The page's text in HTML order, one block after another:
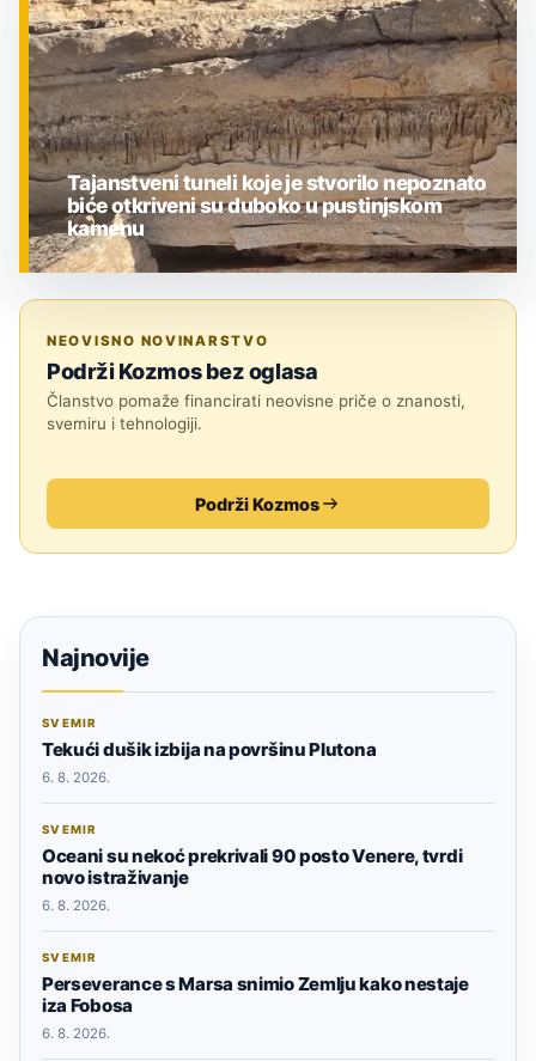
Tajanstveni tuneli koje je stvorilo nepoznato
biće otkriveni su duboko u pustinjskom
kamenu
NEOVISNO NOVINARSTVO
Podrži Kozmos bez oglasa
Članstvo pomaže financirati neovisne priče o znanosti,
svemiru i tehnologiji.
Podrži Kozmos
Najnovije
SVEMIR
Tekući dušik izbija na površinu Plutona
6. 8. 2026.
SVEMIR
Oceani su nekoć prekrivali 90 posto Venere, tvrdi
novo istraživanje
6. 8. 2026.
SVEMIR
Perseverance s Marsa snimio Zemlju kako nestaje
iza Fobosa
6. 8. 2026.